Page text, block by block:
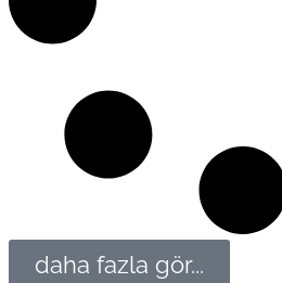
daha fazla gör...